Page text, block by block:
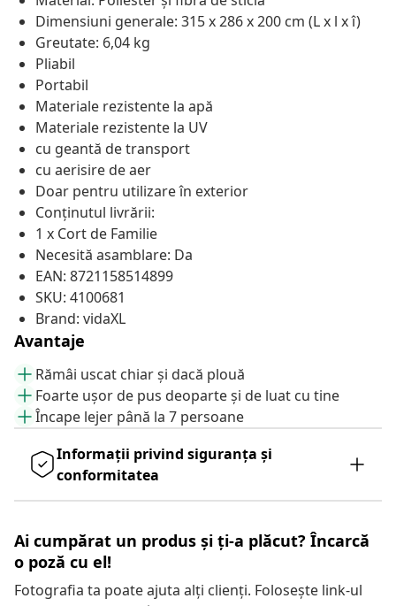
Dimensiuni generale: 315 x 286 x 200 cm (L x l x î)
Greutate: 6,04 kg
Pliabil
Portabil
Materiale rezistente la apă
Materiale rezistente la UV
cu geantă de transport
cu aerisire de aer
Doar pentru utilizare în exterior
Conținutul livrării:
1 x Cort de Familie
Necesită asamblare: Da
EAN: 8721158514899
SKU: 4100681
Brand: vidaXL
Avantaje
Rămâi uscat chiar și dacă plouă
Foarte ușor de pus deoparte și de luat cu tine
Încape lejer până la 7 persoane
Informații privind siguranța și
conformitatea
Ai cumpărat un produs și ți-a plăcut? Încarcă
o poză cu el!
Fotografia ta poate ajuta alți clienți. Folosește link-ul